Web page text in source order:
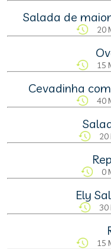
Salada de
20
15
Cevadinha
40
20
0
Ely
30
15